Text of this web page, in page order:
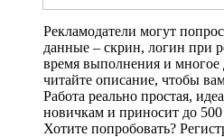
Рекламодатели могут
данные – скрин, логин при
время выполнения и многое
читайте описание, чтобы
Работа реально простая,
новичкам и приносит до 500
Хотите попробовать?